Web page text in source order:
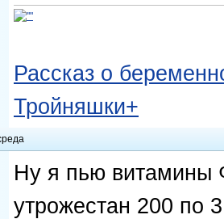
Рассказ о
Тройняшки+
Ну я пью витамины
утрожестан 200 по